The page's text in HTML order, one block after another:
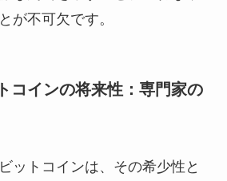
が不可欠です。
コインの将来性：専門家の
ットコインは、その希少性と